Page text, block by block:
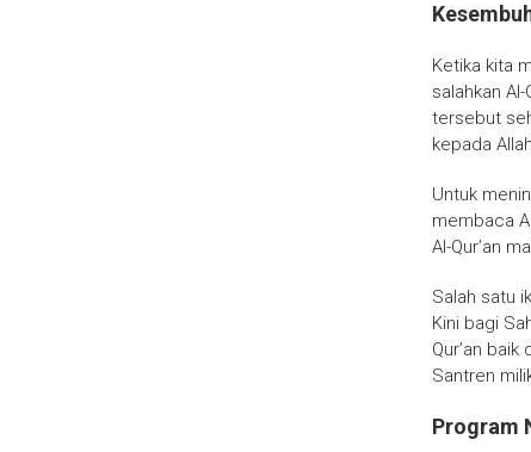
Ketika kita
salahkan
tersebut
kepada
Untuk
membaca
Al-Qur’an
Salah satu
Kini bagi
Qur’an
Santren
Program